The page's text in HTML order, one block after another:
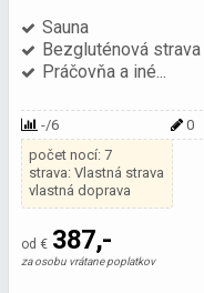
Sauna
Bezgluténová strava
Práčovňa a iné...
-/6 0
počet nocí: 7
strava: Vlastná strava
vlastná doprava
od € 387,-
za osobu vrátane poplatkov